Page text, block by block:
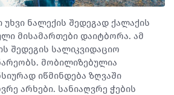
ნალექის შედეგად ქალაქის
მისამართები დაიტბორა. ამ
შედეგის სალიკვიდაციო
მობილიზებულია
იწმინდება ზღვაში
არხები. სანიაღვრე ჭების